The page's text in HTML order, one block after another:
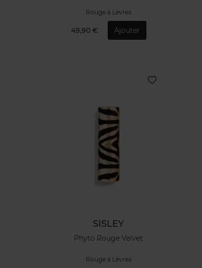
Rouge à Lèvres
49,90 € Ajouter
SISLEY
Phyto Rouge Velvet
Rouge à Lèvres